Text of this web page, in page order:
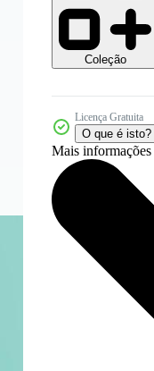
Coleção
Licença Gratuita
O que é isto?
Mais informações